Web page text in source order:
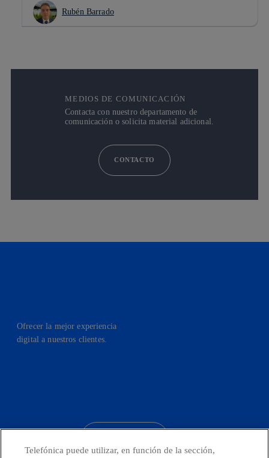
Rubén Barrado
MEDIOS DE COMUNICACIÓN
Contacta con nuestro departamento de
comunicación o solicita material adicional.
CONTACTO
Ofrecer la mejor experiencia
digital a nuestros clientes.
Telefónica puede utilizar, en función de la sección,